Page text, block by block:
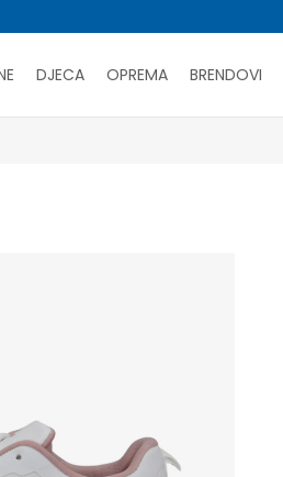
DJECA OPREMA BRENDOVI